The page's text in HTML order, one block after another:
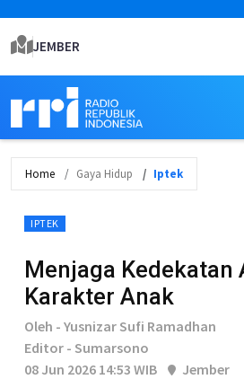
JEMBER
Home Gaya Hidup Iptek
IPTEK
Menjaga Kedekatan
Karakter Anak
Oleh - Yusnizar Sufi Ramadhan
Editor - Sumarsono
08 Jun 2026 14:53 WIB
Jember